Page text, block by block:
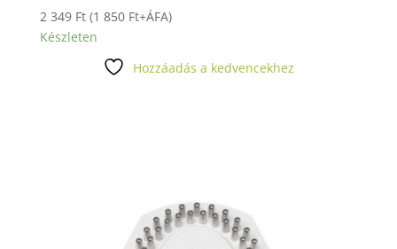
2 349 Ft (1 850 Ft+ÁFA)
Készleten
Hozzáadás a kedvencekhez